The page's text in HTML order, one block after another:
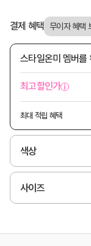
결제 혜택
스타일온미 멤버를
최고할인가
최대 적립 혜택
색상
사이즈